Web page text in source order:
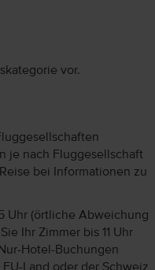
vor.
je nach Fluggesellschaft
bei Informationen zu
Uhr (örtliche Abweichung
Ihr Zimmer bis 11 Uhr
Hotel-Buchungen
Land oder der Schweiz